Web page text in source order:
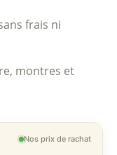
frais ni
montres et
Nos prix de rachat